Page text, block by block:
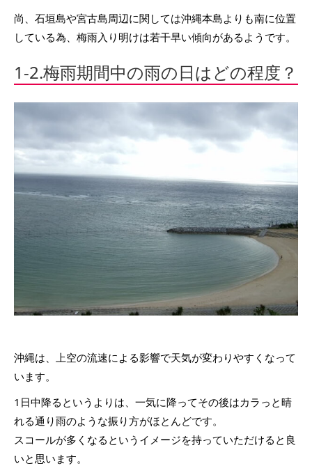
尚、石垣島や宮古島周辺に関しては沖縄本島よりも南に位置
している為、梅雨入り明けは若干早い傾向があるようです。
1-2.梅雨期間中の雨の日はどの程度？
沖縄は、上空の流速による影響で天気が変わりやすくなって
います。
1日中降るというよりは、一気に降ってその後はカラっと晴
れる通り雨のような振り方がほとんどです。
スコールが多くなるというイメージを持っていただけると良
いと思います。